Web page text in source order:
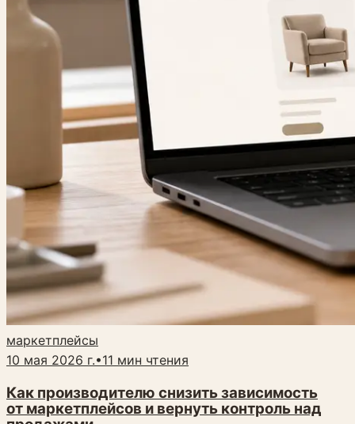
маркетплейсы
10 мая 2026 г.•11 мин чтения
Как производителю снизить зависимость
от маркетплейсов и вернуть контроль над